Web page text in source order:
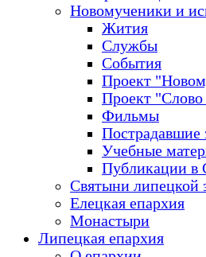
Новомученики и
Жития
Службы
События
Проект
Проект
Фильмы
Пострадавшие
Учебные
Публикации
Святыни липецкой
Елецкая епархия
Монастыри
Липецкая епархия